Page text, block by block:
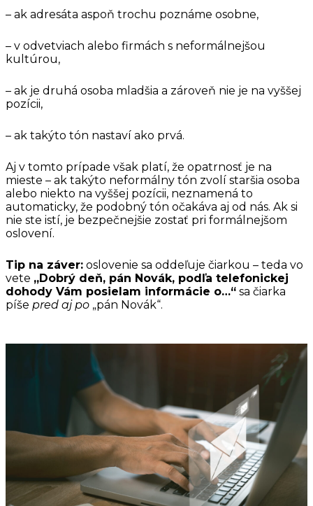
– ak adresáta aspoň trochu poznáme osobne,
– v odvetviach alebo firmách s neformálnejšou
kultúrou,
– ak je druhá osoba mladšia a zároveň nie je na vyššej
pozícii,
– ak takýto tón nastaví ako prvá.
Aj v tomto prípade však platí, že opatrnosť je na
mieste – ak takýto neformálny tón zvolí staršia osoba
alebo niekto na vyššej pozícii, neznamená to
automaticky, že podobný tón očakáva aj od nás. Ak si
nie ste istí, je bezpečnejšie zostať pri formálnejšom
oslovení.
Tip na záver: oslovenie sa oddeľuje čiarkou – teda vo
vete „Dobrý deň, pán Novák, podľa telefonickej
dohody Vám posielam informácie o…“ sa čiarka
píše pred aj po „pán Novák“.